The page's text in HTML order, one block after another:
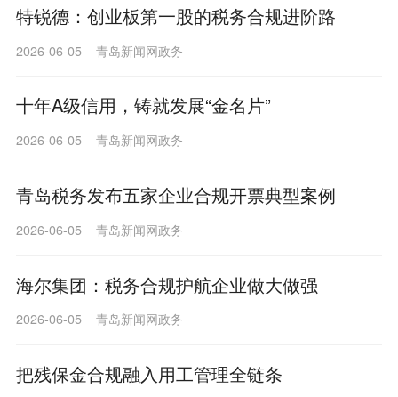
特锐德：创业板第一股的税务合规进阶路
2026-06-05 青岛新闻网政务
十年A级信用，铸就发展“金名片”
2026-06-05 青岛新闻网政务
青岛税务发布五家企业合规开票典型案例
2026-06-05 青岛新闻网政务
海尔集团：税务合规护航企业做大做强
2026-06-05 青岛新闻网政务
把残保金合规融入用工管理全链条